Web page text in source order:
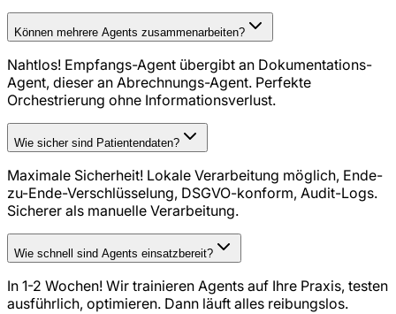
Können mehrere Agents zusammenarbeiten?
Nahtlos! Empfangs-Agent übergibt an Dokumentations-
Agent, dieser an Abrechnungs-Agent. Perfekte
Orchestrierung ohne Informationsverlust.
Wie sicher sind Patientendaten?
Maximale Sicherheit! Lokale Verarbeitung möglich, Ende-
zu-Ende-Verschlüsselung, DSGVO-konform, Audit-Logs.
Sicherer als manuelle Verarbeitung.
Wie schnell sind Agents einsatzbereit?
In 1-2 Wochen! Wir trainieren Agents auf Ihre Praxis, testen
ausführlich, optimieren. Dann läuft alles reibungslos.